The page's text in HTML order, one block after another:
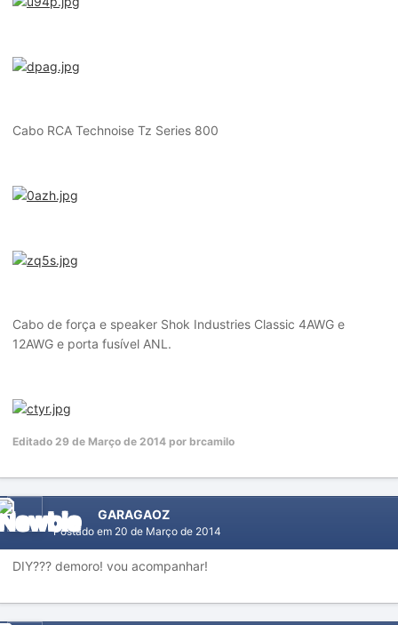
Cabo RCA Technoise Tz Series 800
Cabo de força e speaker Shok Industries Classic 4AWG e
12AWG e porta fusível ANL.
Editado 29 de Março de 2014 por brcamilo
GARAGAOZ
Postado em 20 de Março de 2014
DIY??? demoro! vou acompanhar!